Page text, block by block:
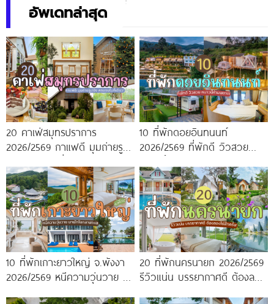
อัพเดทล่าสุด
20 คาเฟ่สมุทรปราการ
2026/2569 กาแฟดี มุมถ่ายรูป
10 ที่พักดอยอินทนนท์
2026/2569 ที่พักดี วิวสวย
10 ที่พักเกาะยาวใหญ่ จ.พังงา
2026/2569 หนีความวุ่นวาย มา
20 ที่พักนครนายก 2026/2569
รีวิวแน่น บรรยากาศดี ต้องลอง